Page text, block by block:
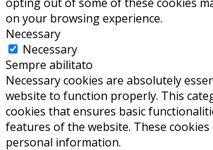
on your browsing experience.
Necessary
Necessary
Sempre abilitato
Necessary cookies are absolutely
website to function properly. This
cookies that ensures basic
features of the website. These
personal information.